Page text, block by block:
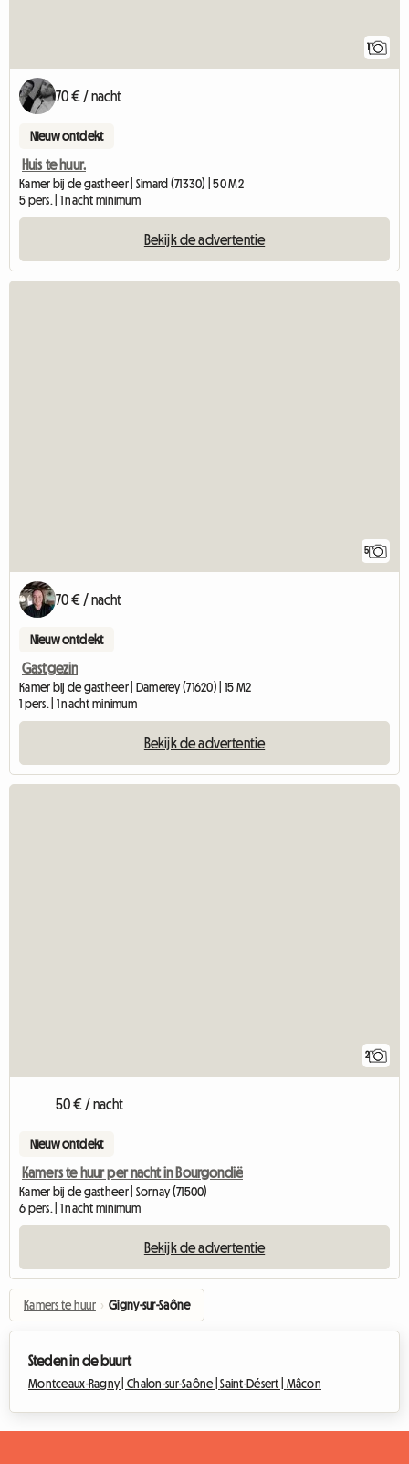
1
70 € / nacht
Nieuw ontdekt
Huis te huur.
Kamer bij de gastheer | Simard (71330) | 50 M2
5 pers. | 1 nacht minimum
Bekijk de advertentie
5
70 € / nacht
Nieuw ontdekt
Gastgezin
Kamer bij de gastheer | Damerey (71620) | 15 M2
1 pers. | 1 nacht minimum
Bekijk de advertentie
2
50 € / nacht
Nieuw ontdekt
Kamers te huur per nacht in Bourgondië
Kamer bij de gastheer | Sornay (71500)
6 pers. | 1 nacht minimum
Bekijk de advertentie
Kamers te huur › Gigny-sur-Saône
Steden in de buurt
Montceaux-Ragny |Chalon-sur-Saône |Saint-Désert | Mâcon